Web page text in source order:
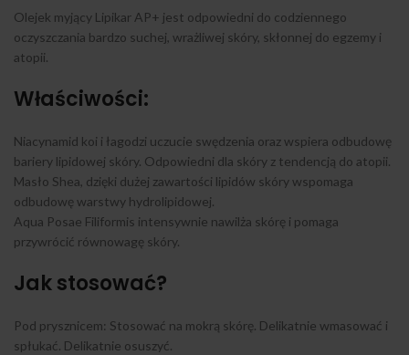
Olejek myjący Lipikar AP+ jest odpowiedni do codziennego
oczyszczania bardzo suchej, wrażliwej skóry, skłonnej do egzemy i
atopii.
Właściwości:
Niacynamid koi i łagodzi uczucie swędzenia oraz wspiera odbudowę
bariery lipidowej skóry. Odpowiedni dla skóry z tendencją do atopii.
Masło Shea, dzięki dużej zawartości lipidów skóry wspomaga
odbudowę warstwy hydrolipidowej.
Aqua Posae Filiformis intensywnie nawilża skórę i pomaga
przywrócić równowagę skóry.
Jak stosować?
Pod prysznicem: Stosować na mokrą skórę. Delikatnie wmasować i
spłukać. Delikatnie osuszyć.